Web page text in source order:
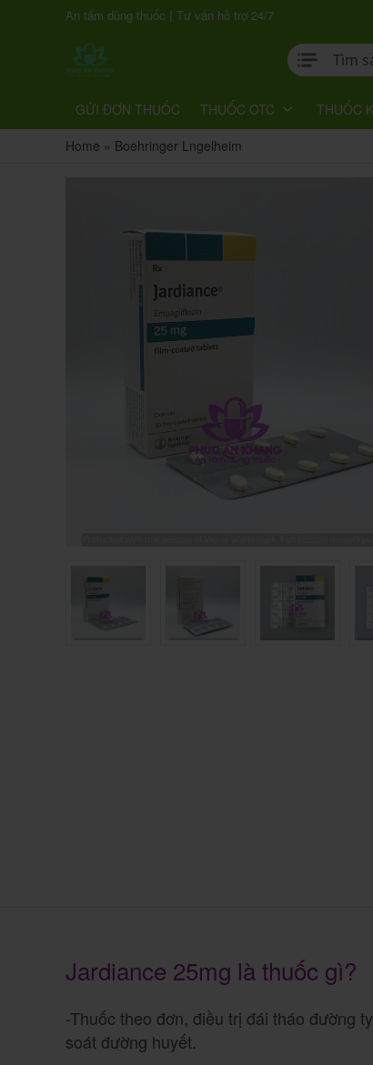
An tâm dùng thuốc | Tư vấn hỗ trợ 24/7
GỬI ĐƠN THUỐC THUỐC OTC THUỐC
Home » Boehringer Lngelheim
Jardiance 25mg là thuốc gì?
-Thuốc theo đơn, điều trị đái tháo đường
soát đường huyết.